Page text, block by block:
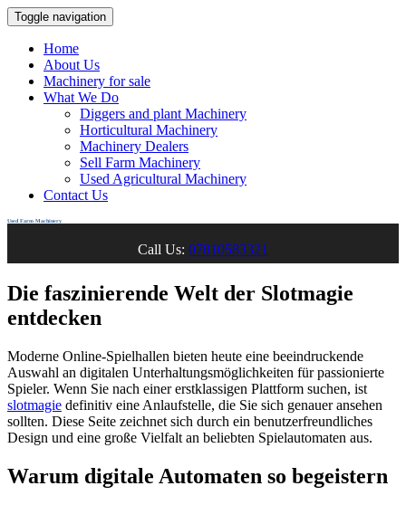
Toggle navigation
Home
About Us
Machinery for sale
What We Do
Diggers and plant Machinery
Horticultural Machinery
Machinery Dealers
Sell Farm Machinery
Used Agricultural Machinery
Contact Us
Used Farm Machinery
Call Us: 07810583321
Die faszinierende Welt der Slotmagie
entdecken
Moderne Online-Spielhallen bieten heute eine beeindruckende
Auswahl an digitalen Unterhaltungsmöglichkeiten für passionierte
Spieler. Wenn Sie nach einer erstklassigen Plattform suchen, ist
slotmagie definitiv eine Anlaufstelle, die Sie sich genauer ansehen
sollten. Diese Seite zeichnet sich durch ein benutzerfreundliches
Design und eine große Vielfalt an beliebten Spielautomaten aus.
Warum digitale Automaten so begeistern